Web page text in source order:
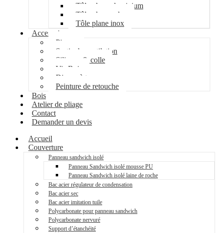
Tôle plane aluminium
Tôle plane galva
Tôle plane inox
Accessoires
Pipeco
Sortie de ventilation
Silicone & colle
Vis Bois
Disque à tronçonner
Peinture de retouche
Bois
Atelier de pliage
Contact
Demander un devis
Accueil
Couverture
Panneau sandwich isolé
Panneau Sandwich isolé mousse PU
Panneau Sandwich isolé laine de roche
Bac acier régulateur de condensation
Bac acier sec
Bac acier imitation tuile
Polycarbonate pour panneau sandwich
Polycarbonate nervuré
Support d’étanchéité